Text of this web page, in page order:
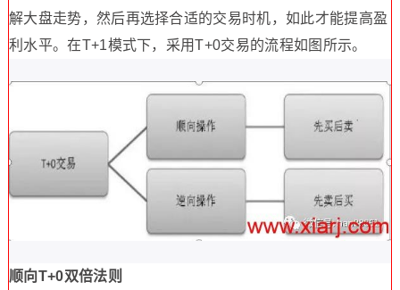
解大盘走势，然后再选择合适的交易时机，如此才能提高盈
利水平。在T+1模式下，采用T+0交易的流程如图所示。
顺向T+0双倍法则